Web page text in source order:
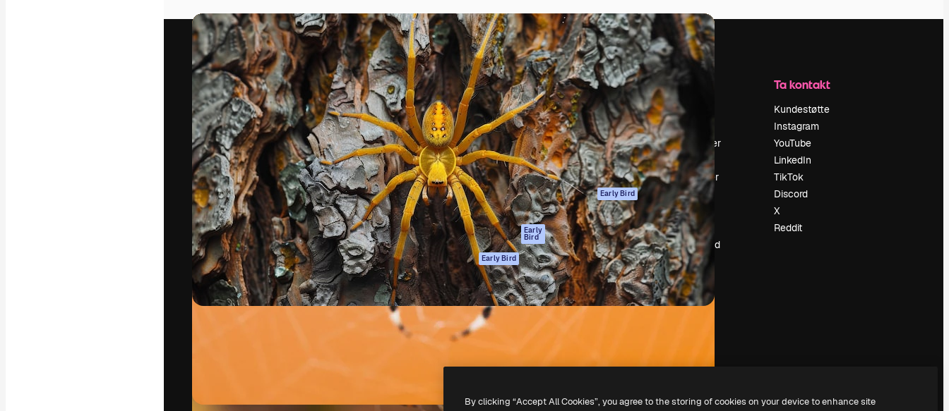
Videoer
Opptak
Bevegelsesgrafikk
Videomaler
Ikoner
3D-modeller
Skrifter
Den kreative plattformen for å lede ditt
beste arbeid. Mer enn 1 million abonnenter
blant kreative, selskaper, byråer og studioer.
Norsk bokmål
Produkter
Spaces
AI-assistent
AI Image Generator
AI-videogenerator
AI-
stemmegenerator
Arkivinnhold
MCP for
Claude/ChatGPT
Early
Bird
Agenter Early Bird
API
Mobilapp
Alle Magnific-
verktøy
Kom i gang
Academy
Dokumentasjon
Support
Vilkår for bruk
Personvernerklæring
Originaler Early Bird
Retningslinjer for
informasjonskapsler
Tillitssenter
Affiliates
For bedrifter
Selskap
Prising
Om oss
Anmeldelser
Karrierer
Søketrender
Blogg
Hendelser
Slidesgo
Selg innhold
Presserom
Leter etter
magnific.ai
Ta kontakt
Kundestøtte
Instagram
YouTube
LinkedIn
TikTok
Discord
X
Reddit
Copyright © 2010- Alle rettigheter forbeholdt.
By clicking “Accept All Cookies”, you agree to the storing of cookies on your device to enhance site